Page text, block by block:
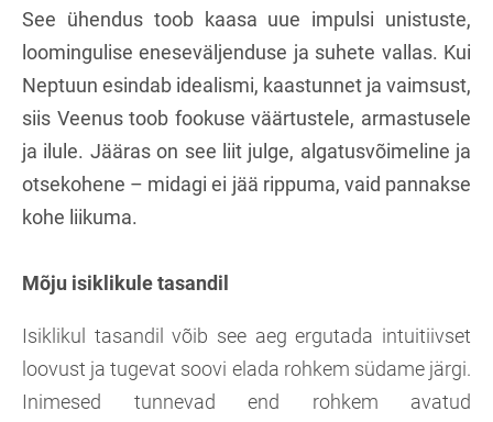
See ühendus toob kaasa uue impulsi unistuste,
loomingulise eneseväljenduse ja suhete vallas. Kui
Neptuun esindab idealismi, kaastunnet ja vaimsust,
siis Veenus toob fookuse väärtustele, armastusele
ja ilule. Jääras on see liit julge, algatusvõimeline ja
otsekohene – midagi ei jää rippuma, vaid pannakse
kohe liikuma.
Mõju isiklikule tasandil
Isiklikul tasandil võib see aeg ergutada intuitiivset
loovust ja tugevat soovi elada rohkem südame järgi.
Inimesed tunnevad end rohkem avatud